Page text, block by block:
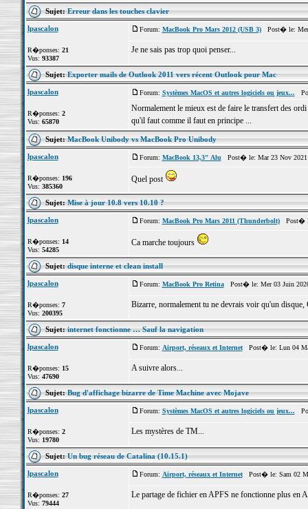
Sujet:Erreur dans les touches clavier
lpascalon
R�ponses: 21
Vus: 93387
Forum: MacBook Pro Mars 2012 (USB 3)Post� le: Mer
Je ne sais pas trop quoi penser...
Sujet:Exporter mails de Outlook 2011 vers récent Outlook pour Mac
lpascalon
R�ponses: 2
Vus: 65870
Forum: Systèmes MacOS et autres logiciels ou jeux...
Normalement le mieux est de faire le transfert des
qu'il faut comme il faut en principe ...
Sujet:MacBook Unibody vs MacBook Pro Unibody
lpascalon
R�ponses: 196
Vus: 385360
Forum: MacBook 13,3" Alu Post� le: Mar 23 Nov
Quel post
Sujet:Mise à jour 10.8 vers 10.10 ?
lpascalon
R�ponses: 14
Vus: 54285
Forum: MacBook Pro Mars 2011 (Thunderbolt)Post�
Ca marche toujours
Sujet:disque interne et clean install
lpascalon
R�ponses: 7
Vus: 200395
Forum: MacBook Pro RetinaPost� le: Mer 03 Juin
Bizarre, normalement tu ne devrais voir qu'un
Sujet:internet fonctionne … Sauf la navigation
lpascalon
R�ponses: 15
Vus: 47690
Forum: Airport, réseaux et InternetPost� le: Lun 04
A suivre alors...
Sujet:Bug d'affichage bizarre de Time Machine avec Mojave
lpascalon
R�ponses: 2
Vus: 19780
Forum: Systèmes MacOS et autres logiciels ou jeux...
Les mystères de TM...
Sujet:Un bug réseau de Catalina (10.15.1)
lpascalon
R�ponses: 27
Vus: 79444
Forum: Airport, réseaux et InternetPost� le: Sam 02
Le partage de fichier en APFS ne fonctionne plus en